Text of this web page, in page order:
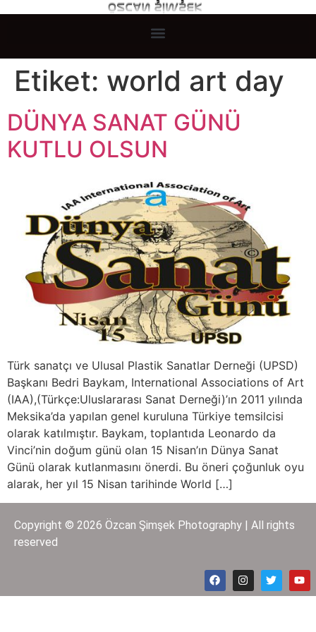
Etiket: world art day
DÜNYA SANAT GÜNÜ
KUTLU OLSUN
Türk sanatçı ve Ulusal Plastik Sanatlar Derneği (UPSD)
Başkanı Bedri Baykam, International Associations of Art
(IAA),(Türkçe:Uluslararası Sanat Derneği)’ın 2011 yılında
Meksika’da yapılan genel kuruluna Türkiye temsilcisi
olarak katılmıştır. Baykam, toplantıda Leonardo da
Vinci’nin doğum günü olan 15 Nisan’ın Dünya Sanat
Günü olarak kutlanmasını önerdi. Bu öneri çoğunluk oyu
alarak, her yıl 15 Nisan tarihinde World […]
Copyright © 2026 Özcan Şimşek Photography | All rights
reserved